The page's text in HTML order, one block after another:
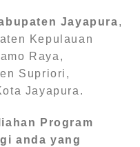
Jayapura,
Kepulauan
Raya,
Supriori,
Jayapura.
Program
anda yang